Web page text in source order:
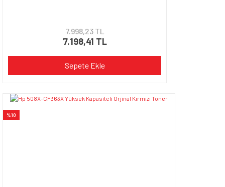
7.998,23 TL
7.198,41 TL
Sepete Ekle
%10